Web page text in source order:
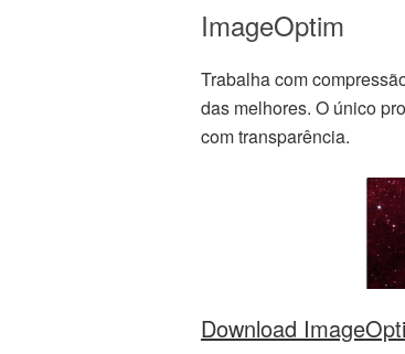
ImageOptim
Trabalha com
das melhores. O único
com transparência.
Download